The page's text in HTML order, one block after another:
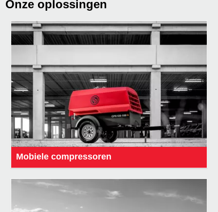
Onze oplossingen
Mobiele compressoren